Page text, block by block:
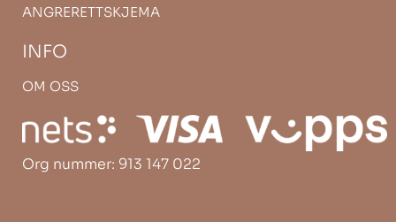
ANGRERETTSKJEMA
INFO
OM OSS
Org nummer: 913 147 022